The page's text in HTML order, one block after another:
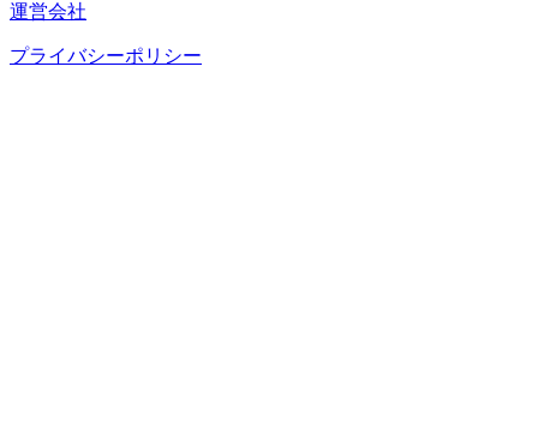
運営会社
プライバシーポリシー